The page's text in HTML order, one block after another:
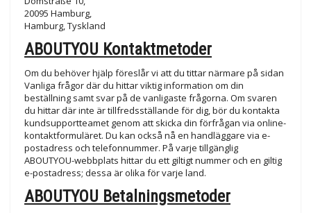
20095 Hamburg,
Hamburg, Tyskland
ABOUTYOU Kontaktmetoder
Om du behöver hjälp föreslår vi att du tittar närmare på sidan
Vanliga frågor där du hittar viktig information om din
beställning samt svar på de vanligaste frågorna. Om svaren
du hittar där inte är tillfredsställande för dig, bör du kontakta
kundsupportteamet genom att skicka din förfrågan via online-
kontaktformuläret. Du kan också nå en handläggare via e-
postadress och telefonnummer. På varje tillgänglig
ABOUTYOU-webbplats hittar du ett giltigt nummer och en giltig
e-postadress; dessa är olika för varje land.
ABOUTYOU Betalningsmetoder